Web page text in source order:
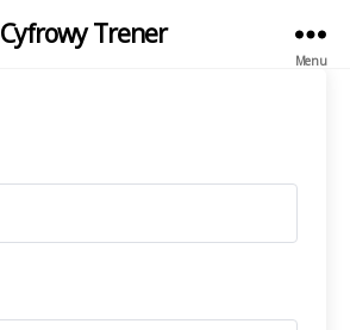
Cyfrowy Trener
Menu